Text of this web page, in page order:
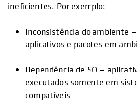
ineficientes. Por exemplo:
Inconsistência do ambiente
aplicativos e pacotes em
Dependência de SO —
executados somente em
compatíveis